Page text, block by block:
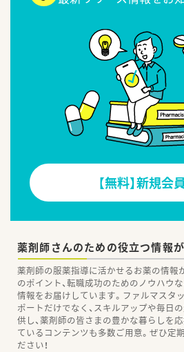
【無料】新規会
薬剤師さんのための役立つ情報が
薬剤師の服薬指導に活かせるお薬の情報
のポイント、転職成功のためのノウハウ
情報をお届けしています。ファルマスタ
ポートだけでなく、スキルアップや毎日
供し、薬剤師の皆さまの豊かな暮らしを
ているコンテンツも多数ご用意。ぜひ定
ださい！